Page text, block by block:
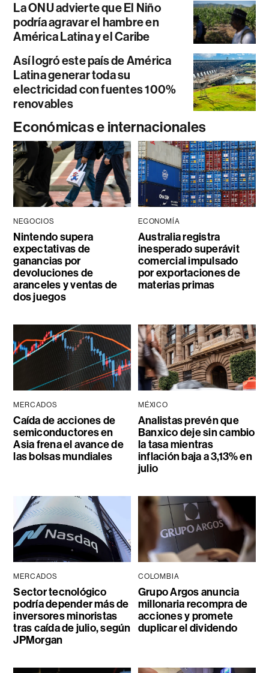
La ONU advierte que El Niño
podría agravar el hambre en
América Latina y el Caribe
Así logró este país de América
Latina generar toda su
electricidad con fuentes 100%
renovables
Económicas e internacionales
NEGOCIOS
Nintendo supera
expectativas de
ganancias por
devoluciones de
aranceles y ventas de
dos juegos
ECONOMÍA
Australia registra
inesperado superávit
comercial impulsado
por exportaciones de
materias primas
MERCADOS
Caída de acciones de
semiconductores en
Asia frena el avance de
las bolsas mundiales
MÉXICO
Analistas prevén que
Banxico deje sin cambio
la tasa mientras
inflación baja a 3,13% en
julio
MERCADOS
Sector tecnológico
podría depender más de
inversores minoristas
tras caída de julio, según
JPMorgan
COLOMBIA
Grupo Argos anuncia
millonaria recompra de
acciones y promete
duplicar el dividendo